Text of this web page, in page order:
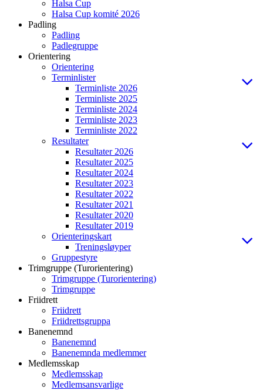
Halsa Cup
Halsa Cup komité 2026
Padling
Padling
Padlegruppe
Orientering
Orientering
Terminlister
Terminliste 2026
Terminliste 2025
Terminliste 2024
Terminliste 2023
Terminliste 2022
Resultater
Resultater 2026
Resultater 2025
Resultater 2024
Resultater 2023
Resultater 2022
Resultater 2021
Resultater 2020
Resultater 2019
Orienteringskart
Treningsløyper
Gruppestyre
Trimgruppe (Turorientering)
Trimgruppe (Turorientering)
Trimgruppe
Friidrett
Friidrett
Friidrettsgruppa
Banenemnd
Banenemnd
Banenemnda medlemmer
Medlemsskap
Medlemsskap
Medlemsansvarlige